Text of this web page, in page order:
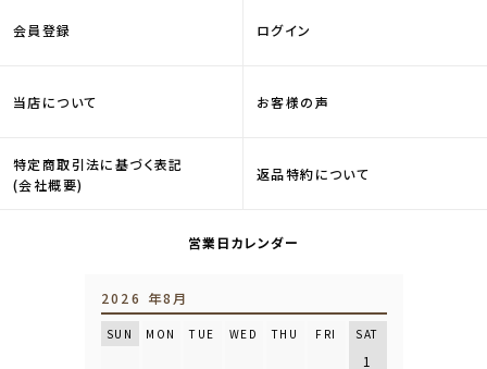
会員登録 ログイン
当店について お客様の声
特定商取引法に基づく表記
(会社概要)
返品特約について
営業日カレンダー
2026 年8月
SUN MON TUE WED THU FRI SAT
1